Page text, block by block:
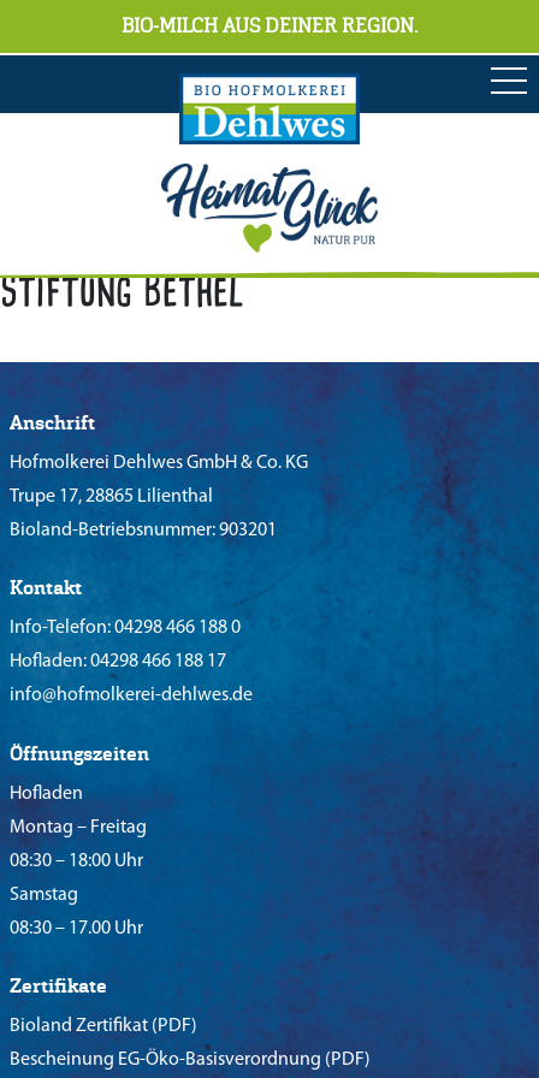
BIO-MILCH AUS DEINER REGION.
Stiftung Bethel
Anschrift
Hofmolkerei Dehlwes GmbH & Co. KG
Trupe 17, 28865 Lilienthal
Bioland-Betriebsnummer: 903201
Kontakt
Info-Telefon:04298 466 188 0
Hofladen:04298 466 188 17
info@hofmolkerei-dehlwes.de
Öffnungszeiten
Hofladen
Montag – Freitag
08:30 – 18:00 Uhr
Samstag
08:30 – 17.00 Uhr
Zertifikate
Bioland Zertifikat (PDF)
Bescheinung EG-Öko-Basisverordnung (PDF)